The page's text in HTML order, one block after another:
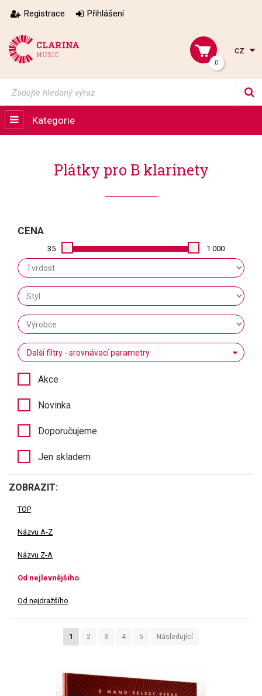
Registrace Přihlášení
0
cz
Kategorie
Plátky pro B klarinety
CENA
35 1 000
Další filtry - srovnávací parametry
Akce
Novinka
Doporučujeme
Jen skladem
ZOBRAZIT:
TOP
Názvu A-Z
Názvu Z-A
Od nejlevnějšího
Od nejdražšího
1 2 3 4 5 Následující